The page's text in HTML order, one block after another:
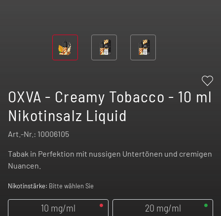
OXVA - Creamy Tobacco - 10 ml
Nikotinsalz Liquid
Art.-Nr.: 10006105
Tabak in Perfektion mit nussigen Untertönen und cremigen
Nuancen.
Nikotinstärke: Bitte wählen Sie
10 mg/ml 20 mg/ml